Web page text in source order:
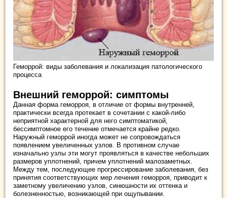
Геморрой: виды заболевания и локализация патологического
процесса
Внешний геморрой: симптомы
Данная форма геморроя, в отличие от формы внутренней,
практически всегда протекает в сочетании с какой-либо
неприятной характерной для него симптоматикой,
бессимптомное его течение отмечается крайне редко.
Наружный геморрой иногда может не сопровождаться
появлением увеличенных узлов. В противном случае
изначально узлы эти могут проявляться в качестве небольших
размеров уплотнений, причем уплотнений малозаметных.
Между тем, последующее прогрессирование заболевания, без
принятия соответствующих мер лечения геморроя, приводит к
заметному увеличению узлов, синюшности их оттенка и
болезненностью, возникающей при ощупывании.